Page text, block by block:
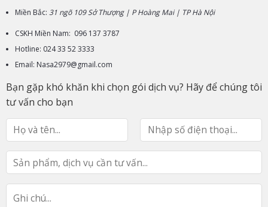
Miền Bắc: 31 ngõ 109 Sở Thượng | P Hoàng Mai | TP Hà Nội
CSKH Miền Nam: 096 137 3787
Hotline: 024 33 52 3333
Email: Nasa2979@gmail.com
Bạn gặp khó khăn khi chọn gói dịch vụ? Hãy để chúng tôi
tư vấn cho bạn